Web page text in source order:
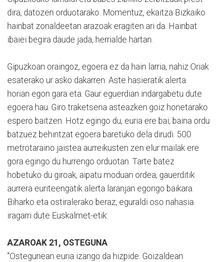
dira, datozen orduotarako. Momentuz, ekaitza Bizkaiko
hainbat zonaldeetan arazoak eragiten ari da. Hainbat
ibaiei begira daude jada, herrialde hartan.
Gipuzkoan oraingoz, egoera ez da hain larria, nahiz Oriak
esaterako ur asko dakarren. Aste hasieratik alerta
horian egon gara eta. Gaur eguerdian indargabetu dute
egoera hau. Giro traketsena asteazken goiz honetarako
espero baitzen. Hotz egingo du, euria ere bai, baina ordu
batzuez behintzat egoera baretuko dela dirudi. 500
metrotaraino jaistea aurreikusten zen elur mailak ere
gora egingo du hurrengo orduotan. Tarte batez
hobetuko du giroak, aipatu moduan ordea, gauerditik
aurrera euriteengatik alerta laranjan egongo baikara.
Biharko eta ostiralerako beraz, eguraldi oso nahasia
iragarri dute Euskalmet-etik:
AZAROAK 21, OSTEGUNA
"Ostegunean euria izango da hizpide. Goizaldean